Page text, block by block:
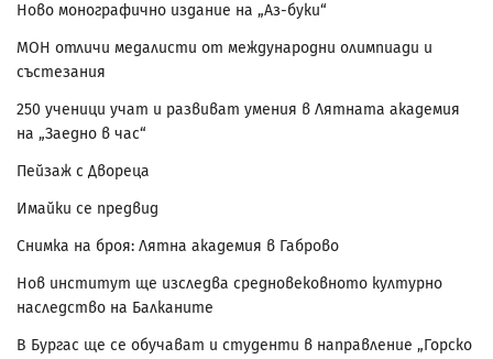
Ново монографично издание на „Аз-буки“
МОН отличи медалисти от международни олимпиади и
състезания
250 ученици учат и развиват умения в Лятната академия
на „Заедно в час“
Пейзаж с Двореца
Имайки се предвид
Снимка на броя: Лятна академия в Габрово
Нов институт ще изследва средновековното културно
наследство на Балканите
В Бургас ще се обучават и студенти в направление „Горско